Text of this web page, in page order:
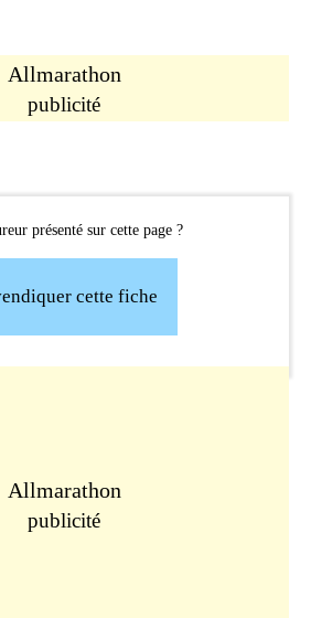
Allmarathon
publicité
présenté sur cette page ?
cette fiche
Allmarathon
publicité